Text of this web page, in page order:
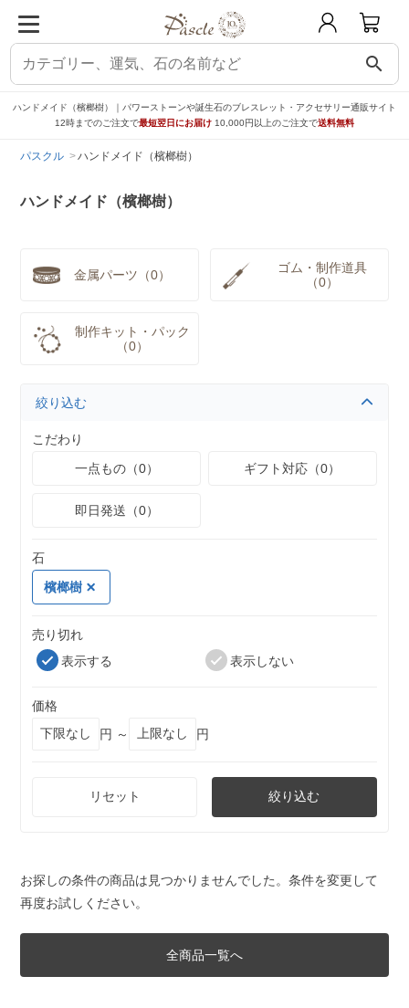
search
ハンドメイド（檳榔樹）｜パワーストーンや誕生石のブレスレット・アクセサリー通販サイト
12時までのご注文で最短翌日にお届け 10,000円以上のご注文で送料無料
パスクル ハンドメイド（檳榔樹）
ハンドメイド（檳榔樹）
金属パーツ（0）
ゴム・制作道具
（0）
制作キット・パック
（0）
絞り込む
こだわり
一点もの（0）
ギフト対応（0）
即日発送（0）
石
檳榔樹
売り切れ
表示する
表示しない
価格
円 ～
円
リセット 絞り込む
お探しの条件の商品は見つかりませんでした。条件を変更して
再度お試しください。
全商品一覧へ